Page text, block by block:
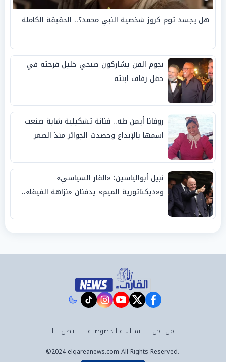
هل يجسد توم كروز شخصية النبي محمد؟.. الحقيقة الكاملة
نجوم الفن يشاركون صبحي خليل فرحته في
حفل زفاف ابنته
روفانا أيمن طه.. فنانة تشكيلية شابة صنعت
اسمها بالإبداع وحصدت الجوائز منذ الصغر
نبيل أبوالياسين: «الفار السياسي»
و«ديكتاتورية الميم» يدفنان «نزاهة الفيفا»..
facebook
twitter
youtube
instagram
tiktok
من نحن سياسة الخصوصية اتصل بنا
©2024 elqareanews.com All Rights Reserved.